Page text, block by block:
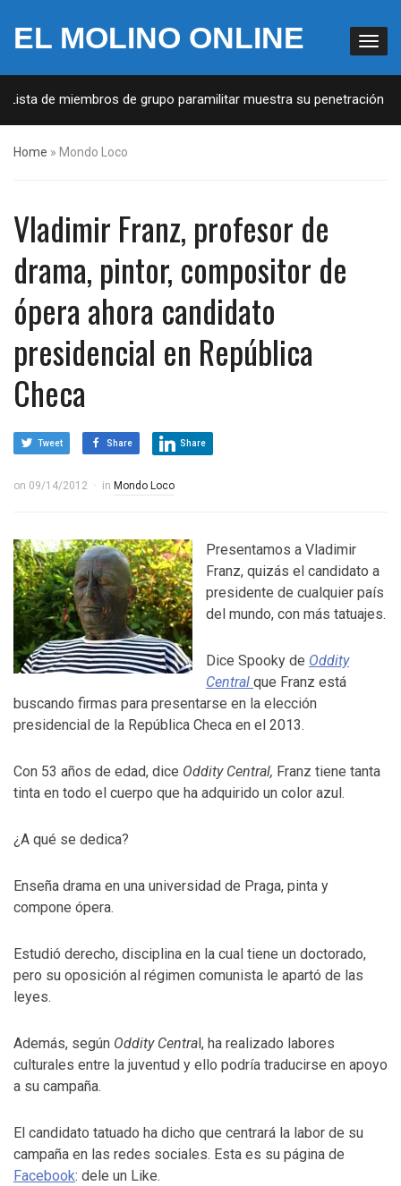
EL MOLINO ONLINE
de miembros de grupo paramilitar muestra su penetración en la
Home » Mondo Loco
Vladimir Franz, profesor de
drama, pintor, compositor de
ópera ahora candidato
presidencial en República
Checa
Tweet Share Share
on 09/14/2012 in Mondo Loco
Presentamos a Vladimir
Franz, quizás el candidato a
presidente de cualquier país
del mundo, con más tatuajes.
Dice Spooky de Oddity
Central que Franz está
buscando firmas para presentarse en la elección
presidencial de la República Checa en el 2013.
Con 53 años de edad, dice Oddity Central, Franz tiene tanta
tinta en todo el cuerpo que ha adquirido un color azul.
¿A qué se dedica?
Enseña drama en una universidad de Praga, pinta y
compone ópera.
Estudió derecho, disciplina en la cual tiene un doctorado,
pero su oposición al régimen comunista le apartó de las
leyes.
Además, según Oddity Central, ha realizado labores
culturales entre la juventud y ello podría traducirse en apoyo
a su campaña.
El candidato tatuado ha dicho que centrará la labor de su
campaña en las redes sociales. Esta es su página de
Facebook: dele un Like.